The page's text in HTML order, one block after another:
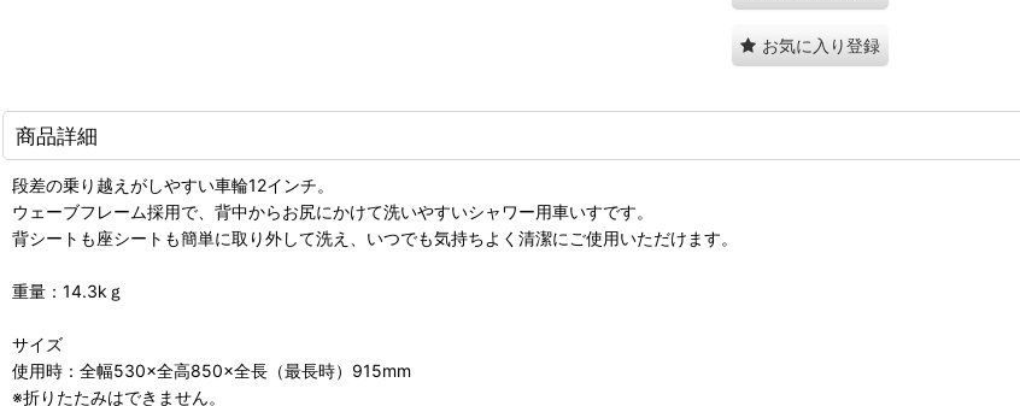
お気に入り登録
商品詳細
段差の乗り越えがしやすい車輪12インチ。
ウェーブフレーム採用で、背中からお尻にかけて洗いやすいシャワー用車いすです。
背シートも座シートも簡単に取り外して洗え、いつでも気持ちよく清潔にご使用いただけます。
重量：14.3kｇ
サイズ
使用時：全幅530×全高850×全長（最長時）915mm
※折りたたみはできません。